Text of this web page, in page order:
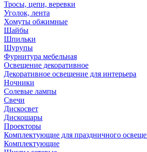
Тросы, цепи, веревки
Уголок, лента
Хомуты обжимные
Шайбы
Шпильки
Шурупы
Фурнитура мебельная
Освещение декоративное
Декоративное освещение для интерьера
Ночники
Солевые лампы
Свечи
Дискосвет
Дискошары
Проекторы
Комплектующие для праздничного
Комплектующие